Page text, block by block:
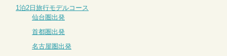
1泊2日旅行モデルコース
仙台圏出発
首都圏出発
名古屋圏出発